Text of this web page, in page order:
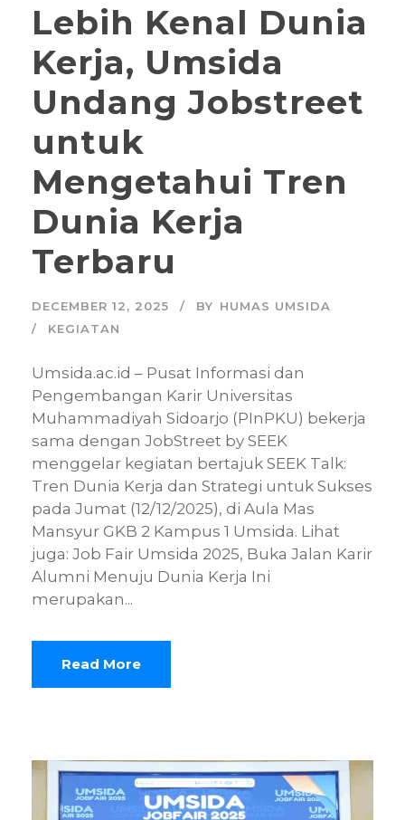
Lebih Kenal Dunia
Kerja, Umsida
Undang Jobstreet
untuk
Mengetahui Tren
Dunia Kerja
Terbaru
DECEMBER 12, 2025 BY HUMAS UMSIDA
KEGIATAN
Umsida.ac.id – Pusat Informasi dan
Pengembangan Karir Universitas
Muhammadiyah Sidoarjo (PInPKU) bekerja
sama dengan JobStreet by SEEK
menggelar kegiatan bertajuk SEEK Talk:
Tren Dunia Kerja dan Strategi untuk Sukses
pada Jumat (12/12/2025), di Aula Mas
Mansyur GKB 2 Kampus 1 Umsida. Lihat
juga: Job Fair Umsida 2025, Buka Jalan Karir
Alumni Menuju Dunia Kerja Ini
merupakan...
Read More